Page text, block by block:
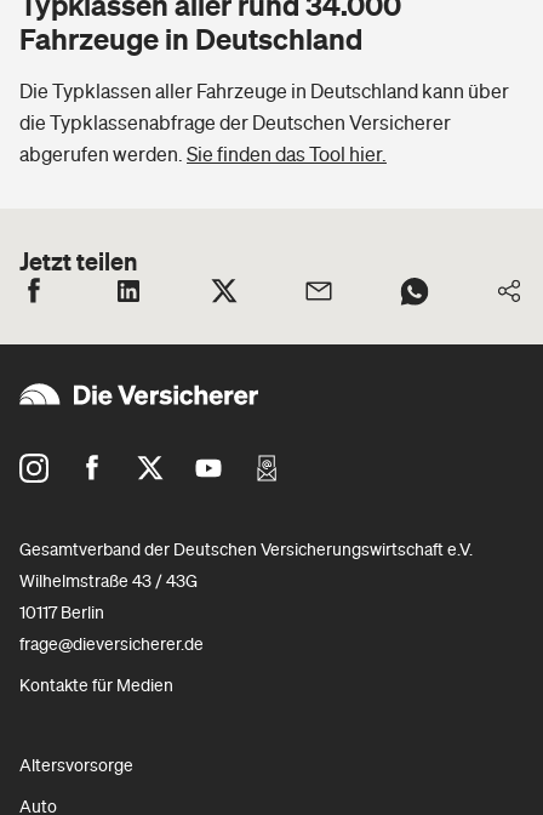
Fahrzeuge in Deutschland
Die Typklassen aller Fahrzeuge in Deutschland kann über
die Typklassenabfrage der Deutschen Versicherer
abgerufen werden. Sie finden das Tool hier.
Jetzt teilen
Gesamtverband der Deutschen Versicherungswirtschaft e.V.
Wilhelmstraße 43 / 43G
10117 Berlin
frage@dieversicherer.de
Kontakte für Medien
Altersvorsorge
Auto